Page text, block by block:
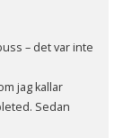
– det var inte
jag kallar
Sedan